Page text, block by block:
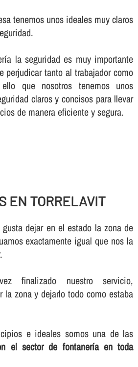
tenemos unos ideales muy claros
la seguridad es muy importante
perjudicar tanto al trabajador como
que nosotros tenemos unos
claros y concisos para llevar
de manera eficiente y segura.
EN TORRELAVIT
dejar en el estado la zona de
exactamente igual que nos la
finalizado nuestro servicio,
la zona y dejarlo todo como estaba
e ideales somos una de las
el sector de fontanerí­a en toda